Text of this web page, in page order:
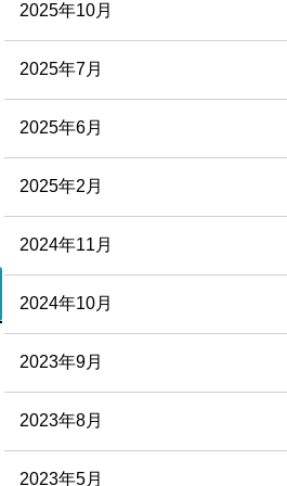
2025年10月
2025年7月
2025年6月
2025年2月
2024年11月
2024年10月
2023年9月
2023年8月
2023年5月